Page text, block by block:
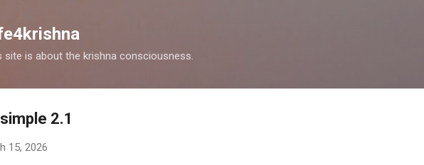
site is about the krishna consciousness.
2.1
15, 2026